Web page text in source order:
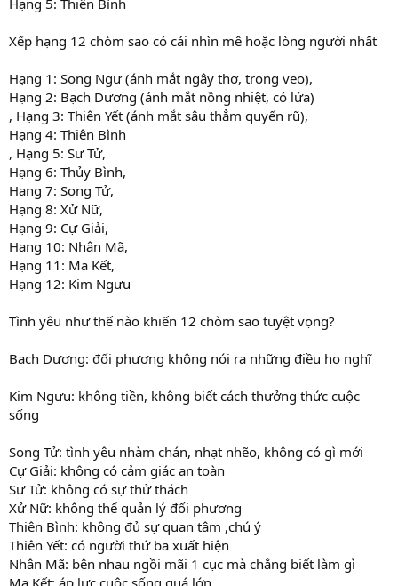
Xếp hạng 12 chòm sao có cái nhìn mê hoặc lòng người nhất
Hạng 1: Song Ngư (ánh mắt ngây thơ, trong veo),
Hạng 2: Bạch Dương (ánh mắt nồng nhiệt, có lửa)
, Hạng 3: Thiên Yết (ánh mắt sâu thẳm quyến rũ),
Hạng 4: Thiên Bình
, Hạng 5: Sư Tử,
Hạng 6: Thủy Bình,
Hạng 7: Song Tử,
Hạng 8: Xử Nữ,
Hạng 9: Cự Giải,
Hạng 10: Nhân Mã,
Hạng 11: Ma Kết,
Hạng 12: Kim Ngưu
Tình yêu như thế nào khiến 12 chòm sao tuyệt vọng?
Bạch Dương: đối phương không nói ra những điều họ nghĩ
Kim Ngưu: không tiền, không biết cách thưởng thức cuộc
sống
Song Tử: tình yêu nhàm chán, nhạt nhẽo, không có gì mới
Cự Giải: không có cảm giác an toàn
Sư Tử: không có sự thử thách
Xử Nữ: không thể quản lý đối phương
Thiên Bình: không đủ sự quan tâm ,chú ý
Thiên Yết: có người thứ ba xuất hiện
Nhân Mã: bên nhau ngồi mãi 1 cục mà chẳng biết làm gì
Ma Kết: áp lực cuộc sống quá lớn